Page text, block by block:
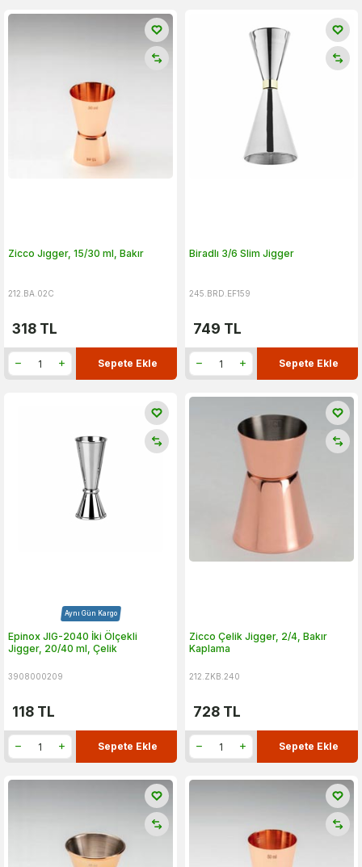
Zicco Jıgger, 15/30 ml, Bakır
212.BA.02C
318 TL
Sepete Ekle
Biradlı 3/6 Slim Jigger
245.BRD.EF159
749 TL
Sepete Ekle
Aynı Gün Kargo
Epinox JIG-2040 İki Ölçekli
Jigger, 20/40 ml, Çelik
3908000209
118 TL
Sepete Ekle
Zicco Çelik Jigger, 2/4, Bakır
Kaplama
212.ZKB.240
728 TL
Sepete Ekle